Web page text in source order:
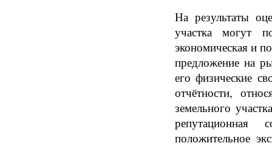
На результаты
участка могут
экономическая и
предложение на
его физические
отчётности,
земельного
положительное